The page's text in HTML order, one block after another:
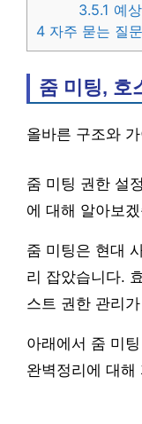
3.5.1 예
4 자주 묻는 질문
줌 미팅, 호
올바른 구조와
줌 미팅 권한 설
에 대해 알아보
줌 미팅은 현대
리 잡았습니다.
스트 권한 관리
아래에서 줌 미
완벽정리에 대해